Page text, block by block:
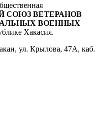
СОЮЗ ВЕТЕРАНОВ
ВОЕННЫХ
Хакасия.
ул. Крылова, 47А, каб.